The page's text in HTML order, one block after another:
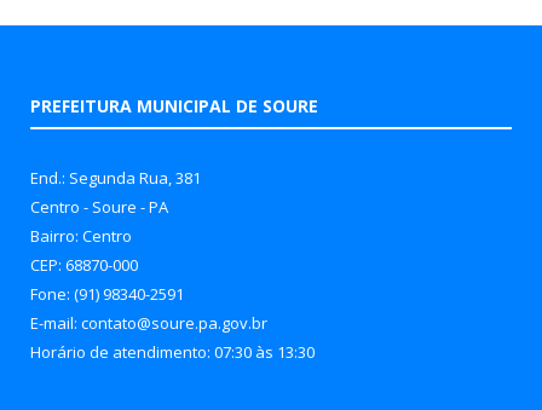
PREFEITURA MUNICIPAL DE SOURE
End.: Segunda Rua, 381
Centro - Soure - PA
Bairro: Centro
CEP: 68870-000
Fone: (91) 98340-2591
E-mail: contato@soure.pa.gov.br
Horário de atendimento: 07:30 às 13:30